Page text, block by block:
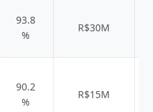
93.8
%
R$30M
90.2
%
R$15M